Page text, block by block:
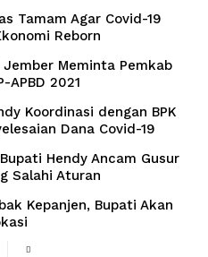
Tamam Agar Covid-19
Reborn
Jember Meminta Pemkab
APBD 2021
Koordinasi dengan BPK
Dana Covid-19
Hendy Ancam Gusur
Salahi Aturan
Kepanjen, Bupati Akan